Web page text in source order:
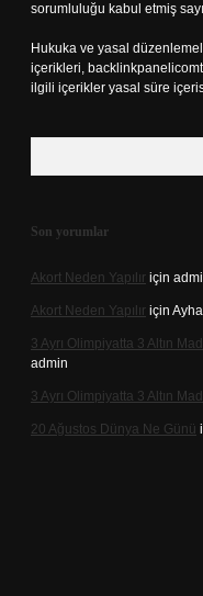
sorumluluğu kabul etmiş
Hukuka ve yasal
içerikleri,
ilgili içerikler yasal süre
Son yorumlar
Akort Neden Yapılır için
Akort Neden Yapılır için
3 Ayrı Olimpiyatta 3 Altın
admin
3 Ayrı Olimpiyatta 3 Altın
20 Ağustos Dünya Ne Günü